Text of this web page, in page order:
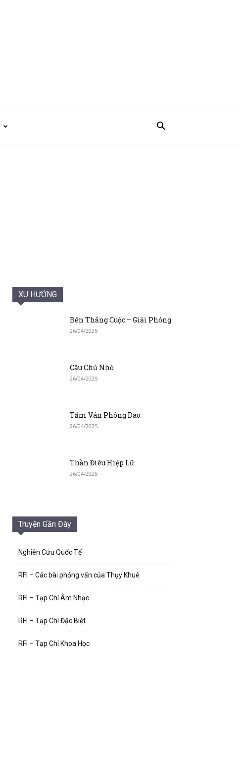
XU HƯỚNG
Bên Thắng Cuộc – Giải Phóng
26/04/2025
Cậu Chủ Nhỏ
26/04/2025
Tấm Ván Phóng Dao
26/04/2025
Thần Điêu Hiệp Lữ
26/04/2025
Truyện Gần Đây
Nghiên Cứu Quốc Tế
RFI – Các bài phỏng vấn của Thụy Khuê
RFI – Tạp Chí Âm Nhạc
RFI – Tạp Chí Đặc Biệt
RFI – Tạp Chí Khoa Học